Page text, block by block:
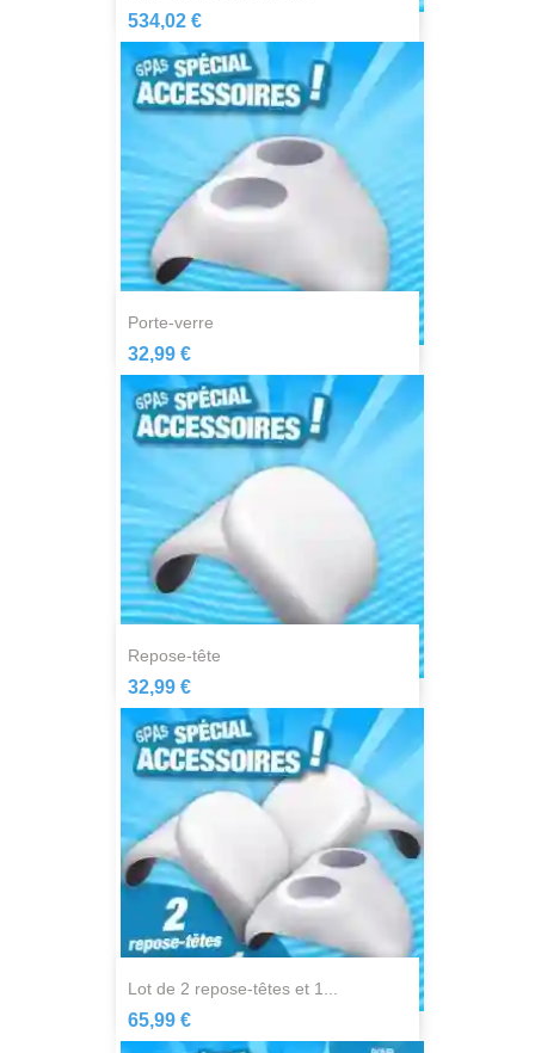
534,02 €
porte-verre
32,99 €
repose-tête
32,99 €
lot de 2 repose-têtes et 1...
65,99 €